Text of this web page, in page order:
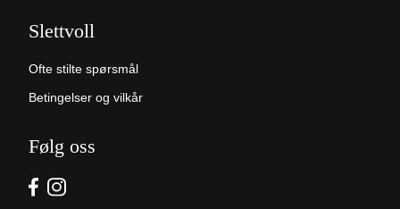
Slettvoll
Ofte stilte spørsmål
Betingelser og vilkår
Følg oss